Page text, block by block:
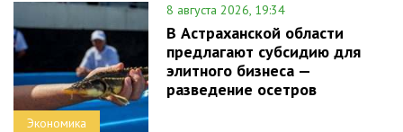
Экономика
8 августа 2026, 19:34
В Астраханской области
предлагают субсидию для
элитного бизнеса —
разведение осетров